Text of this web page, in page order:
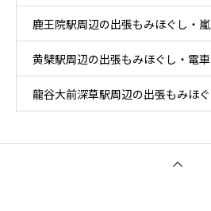
鹿王院駅周辺の出張もみほぐし・
ア
黄檗駅周辺の出張もみほぐし・電
龍谷大前深草駅周辺の出張もみほ